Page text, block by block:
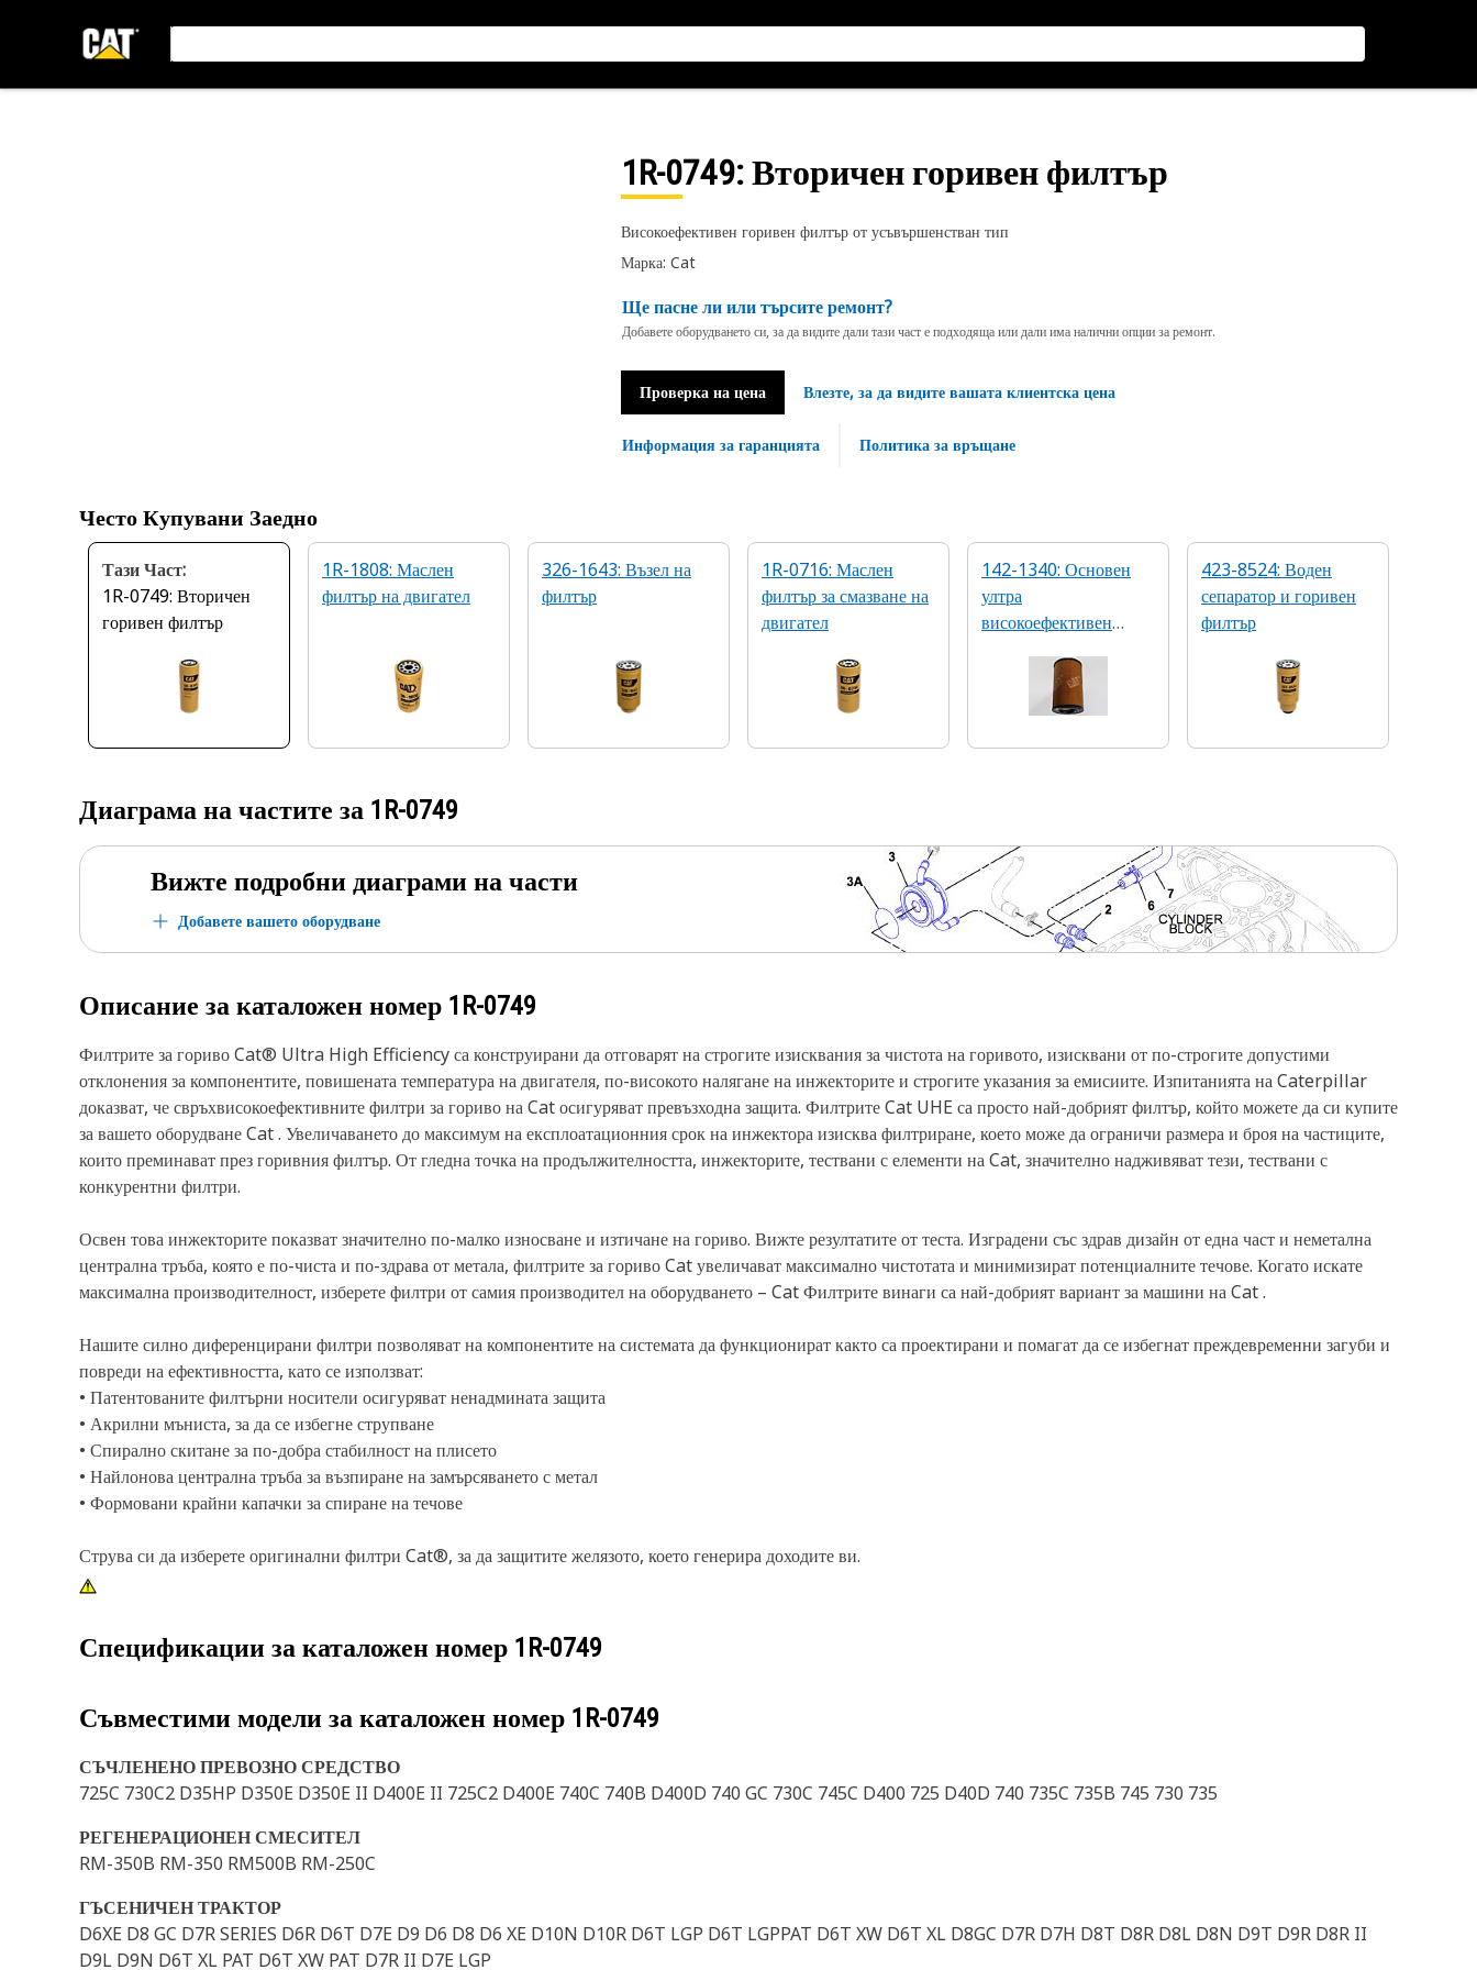
1R-0749: Вторичен горивен филтър
Високоефективен горивен филтър от усъвършенстван тип
Марка: Cat
Ще пасне ли или търсите ремонт?
Добавете оборудването си, за да видите дали тази част е подходяща или дали има налични опции за ремонт.
Проверка на цена Влезте, за да видите вашата клиентска цена
Информация за гаранцията Политика за връщане
Често Купувани Заедно
Тази Част:
1R-0749: Вторичен
горивен филтър
1R-1808: Маслен
филтър на двигател
326-1643: Възел на
филтър
1R-0716: Маслен
филтър за смазване на
двигател
142-1340: Основен
ултра
високоефективен
двигателя
423-8524: Воден
сепаратор и горивен
филтър
Диаграма на частите за 1R-0749
Вижте подробни диаграми на части
Добавете вашето оборудване
Описание за каталожен номер 1R-0749
Филтрите за гориво Cat® Ultra High Efficiency са конструирани да отговарят на строгите изисквания за чистота на горивото, изисквани от по-строгите допустими
отклонения за компонентите, повишената температура на двигателя, по-високото налягане на инжекторите и строгите указания за емисиите. Изпитанията на Caterpillar
доказват, че свръхвисокоефективните филтри за гориво на Cat осигуряват превъзходна защита. Филтрите Cat UHE са просто най-добрият филтър, който можете да си купите
за вашето оборудване Cat . Увеличаването до максимум на експлоатационния срок на инжектора изисква филтриране, което може да ограничи размера и броя на частиците,
които преминават през горивния филтър. От гледна точка на продължителността, инжекторите, тествани с елементи на Cat, значително надживяват тези, тествани с
конкурентни филтри.
Освен това инжекторите показват значително по-малко износване и изтичане на гориво. Вижте резултатите от теста. Изградени със здрав дизайн от една част и неметална
централна тръба, която е по-чиста и по-здрава от метала, филтрите за гориво Cat увеличават максимално чистотата и минимизират потенциалните течове. Когато искате
максимална производителност, изберете филтри от самия производител на оборудването – Cat Филтрите винаги са най-добрият вариант за машини на Cat .
Нашите силно диференцирани филтри позволяват на компонентите на системата да функционират както са проектирани и помагат да се избегнат преждевременни загуби и
повреди на ефективността, като се използват:
• Патентованите филтърни носители осигуряват ненадмината защита
• Акрилни мъниста, за да се избегне струпване
• Спирално скитане за по-добра стабилност на плисето
• Найлонова централна тръба за възпиране на замърсяването с метал
• Формовани крайни капачки за спиране на течове
Струва си да изберете оригинални филтри Cat®, за да защитите желязото, което генерира доходите ви.
Спецификации за каталожен номер 1R-0749
Съвместими модели за каталожен номер 1R-0749
СЪЧЛЕНЕНО ПРЕВОЗНО СРЕДСТВО
725C 730C2 D35HP D350E D350E II D400E II 725C2 D400E 740C 740B D400D 740 GC 730C 745C D400 725 D40D 740 735C 735B 745 730 735
РЕГЕНЕРАЦИОНЕН СМЕСИТЕЛ
RM-350B RM-350 RM500B RM-250C
ГЪСЕНИЧЕН ТРАКТОР
D6XE D8 GC D7R SERIES D6R D6T D7E D9 D6 D8 D6 XE D10N D10R D6T LGP D6T LGPPAT D6T XW D6T XL D8GC D7R D7H D8T D8R D8L D8N D9T D9R D8R II
D9L D9N D6T XL PAT D6T XW PAT D7R II D7E LGP